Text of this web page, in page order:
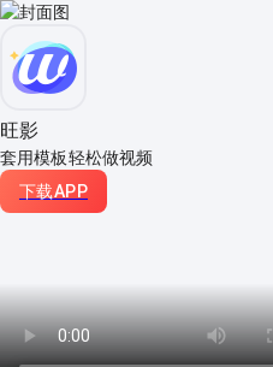
旺影
套用模板轻松做视频
下载APP